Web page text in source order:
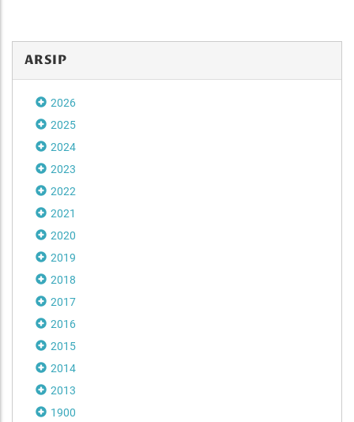
ARSIP
2026
2025
2024
2023
2022
2021
2020
2019
2018
2017
2016
2015
2014
2013
1900